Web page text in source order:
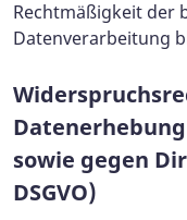
Rechtmäßigkeit der
Datenverarbeitung
sowie gegen
DSGVO)